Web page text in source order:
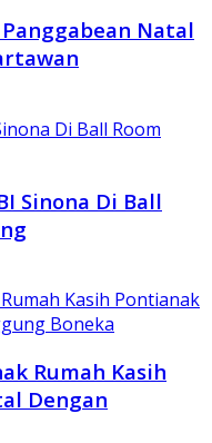
Natal
Sinona Di Ball
Rumah Kasih
Dengan